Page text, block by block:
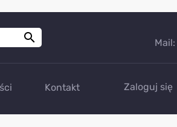

Mail:
Kontakt Zaloguj się